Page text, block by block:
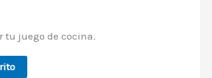
tu juego de cocina.